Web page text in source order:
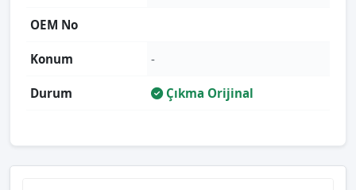
OEM No
Konum -
Durum Çıkma Orijinal